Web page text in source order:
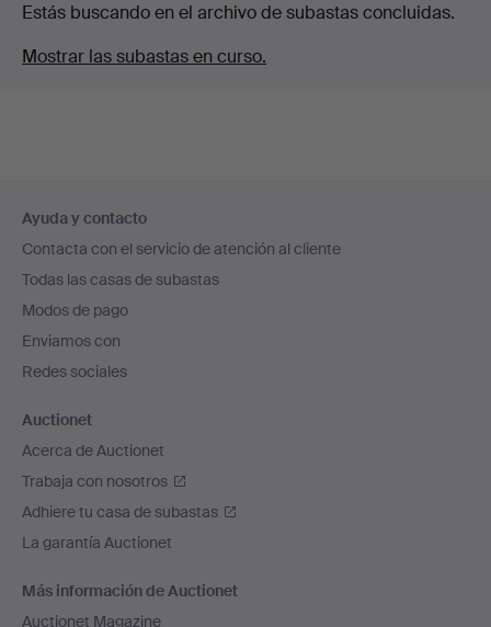
Estás buscando en el archivo de subastas concluidas.
Mostrar las subastas en curso.
en
el
pie
de
página
Ayuda y contacto
Contacta con el servicio de atención al cliente
Todas las casas de subastas
Modos de pago
Enviamos con
Redes sociales
Auctionet
Acerca de Auctionet
Trabaja con nosotros
Adhiere tu casa de subastas
La garantía Auctionet
Más información de Auctionet
Auctionet Magazine